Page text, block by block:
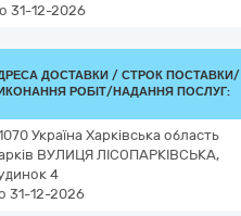
31-12-2026
ДОСТАВКИ / СТРОК ПОСТАВКИ/
РОБІТ/НАДАННЯ ПОСЛУГ:
Україна Харківська область
ВУЛИЦЯ ЛІСОПАРКІВСЬКА,
4
31-12-2026